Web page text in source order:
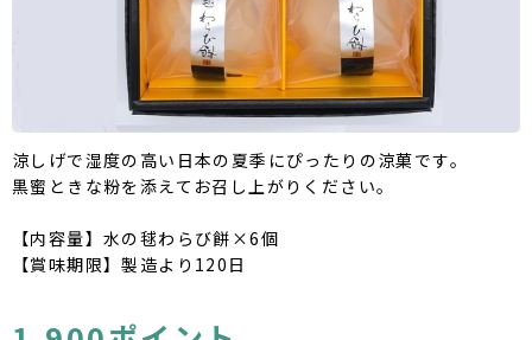
涼しげで湿度の高い日本の夏季にぴったりの涼菓です。
黒蜜ときな粉を添えてお召し上がりください。
【内容量】水の毬わらび餅×6個
【賞味期限】製造より120日